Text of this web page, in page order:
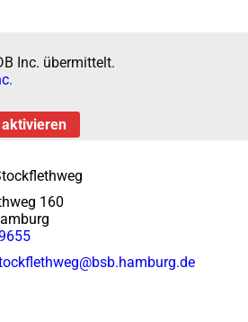
Inc. übermittelt.
aktivieren
160